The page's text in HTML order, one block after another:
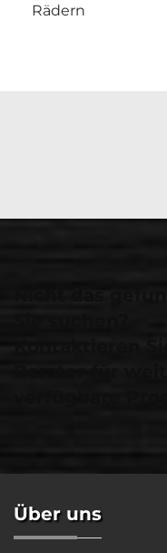
Rädern
Über uns